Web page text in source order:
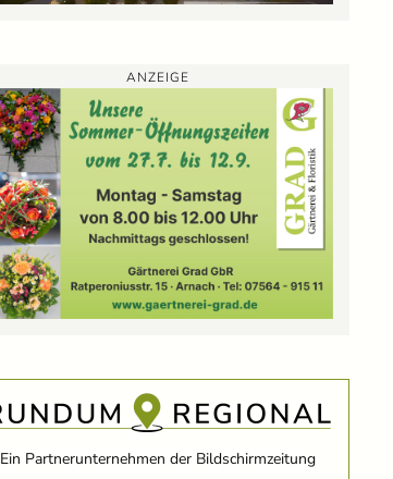
ANZEIGE
Ein Partnerunternehmen der Bildschirmzeitung